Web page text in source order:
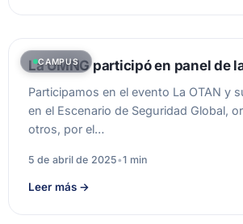
CAMPUS
La UMNG participó en panel de
Participamos en el evento La OTAN y
en el Escenario de Seguridad Global,
otros, por el…
5 de abril de 2025•1 min
Leer más →